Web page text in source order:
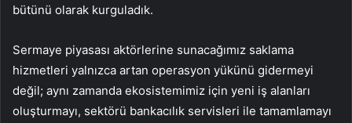
bütünü olarak kurguladık.
Sermaye piyasası aktörlerine sunacağımız saklama
hizmetleri yalnızca artan operasyon yükünü gidermeyi
değil; aynı zamanda ekosistemimiz için yeni iş alanları
oluşturmayı, sektörü bankacılık servisleri ile tamamlamayı